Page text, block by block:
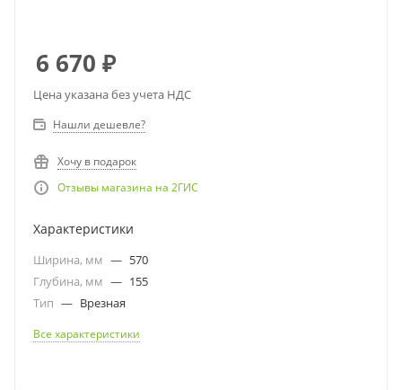
6 670 ₽
Цена указана без учета НДС
Нашли дешевле?
Хочу в подарок
Отзывы магазина на 2ГИС
Характеристики
Ширина, мм — 570
Глубина, мм — 155
Тип — Врезная
Все характеристики